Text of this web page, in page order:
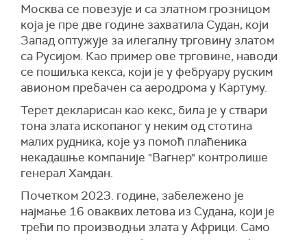
Москва се повезује и са златном грозницом
која је пре две године захватила Судан, који
Запад оптужује за илегалну трговину златом
са Русијом. Као пример ове трговине, наводи
се пошиљка кекса, који је у фебруару руским
авионом пребачен са аеродрома у Картуму.
Терет декларисан као кекс, била је у ствари
тона злата ископаног у неким од стотина
малих рудника, које уз помоћ плаћеника
некадашње компаније "Вагнер" контролише
генерал Хамдан.
Почетком 2023. године, забележено је
најмање 16 оваквих летова из Судана, који је
трећи по производњи злата у Африци. Само